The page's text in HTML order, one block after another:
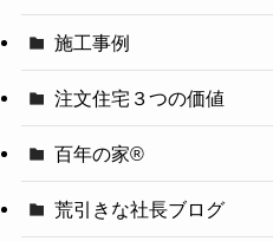
施工事例
注文住宅３つの価値
百年の家®️
荒引きな社長ブログ